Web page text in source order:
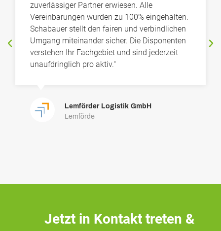
zuverlässiger Partner erwiesen. Alle
Vereinbarungen wurden zu 100% eingehalten.
Schabauer stellt den fairen und verbindlichen
Umgang miteinander sicher. Die Disponenten
verstehen Ihr Fachgebiet und sind jederzeit
unaufdringlich pro aktiv."
Lemförder Logistik GmbH
Lemförde
Jetzt in Kontakt treten &